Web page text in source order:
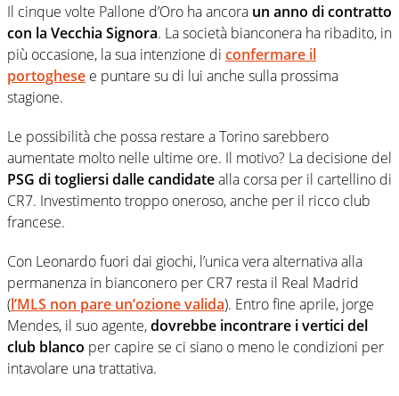
Il cinque volte Pallone d’Oro ha ancora un anno di contratto
con la Vecchia Signora. La società bianconera ha ribadito, in
più occasione, la sua intenzione di confermare il
portoghese e puntare su di lui anche sulla prossima
stagione.
Le possibilità che possa restare a Torino sarebbero
aumentate molto nelle ultime ore. Il motivo? La decisione del
PSG di togliersi dalle candidatealla corsa per il cartellino di
CR7. Investimento troppo oneroso, anche per il ricco club
francese.
Con Leonardo fuori dai giochi, l’unica vera alternativa alla
permanenza in bianconero per CR7 resta il Real Madrid
(l’MLS non pare un’ozione valida). Entro fine aprile, jorge
Mendes, il suo agente,dovrebbe incontrare i vertici del
club blanco per capire se ci siano o meno le condizioni per
intavolare una trattativa.